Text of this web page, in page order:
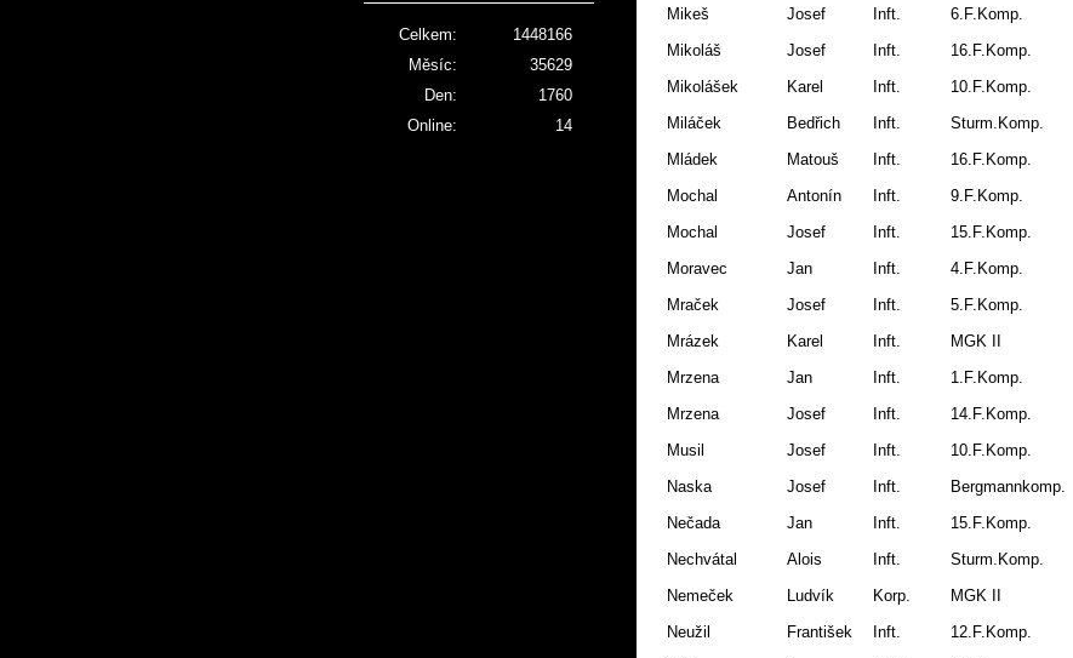
Mikeš
Josef Inft. 6.F.Komp.
Mikoláš
Josef Inft. 16.F.Komp.
Mikolášek
Karel Inft. 10.F.Komp.
Miláček
Bedřich Inft. Sturm.Komp.
Mládek
Matouš Inft. 16.F.Komp.
Mochal
Antonín Inft. 9.F.Komp.
Mochal
Josef Inft. 15.F.Komp.
Moravec
Jan Inft. 4.F.Komp.
Mraček
Josef Inft. 5.F.Komp.
Mrázek
Karel Inft. MGK II
Mrzena
Jan Inft. 1.F.Komp.
Mrzena
Josef Inft. 14.F.Komp.
Musil
Josef Inft. 10.F.Komp.
Naska
Josef Inft. Bergmannkomp.
Nečada
Jan Inft. 15.F.Komp.
Nechvátal
Alois Inft. Sturm.Komp.
Nemeček
Ludvík Korp. MGK II
Neužil
František Inft. 12.F.Komp.
Online: 14
Celkem:
1448166
Měsíc:
35629
Den:
1760